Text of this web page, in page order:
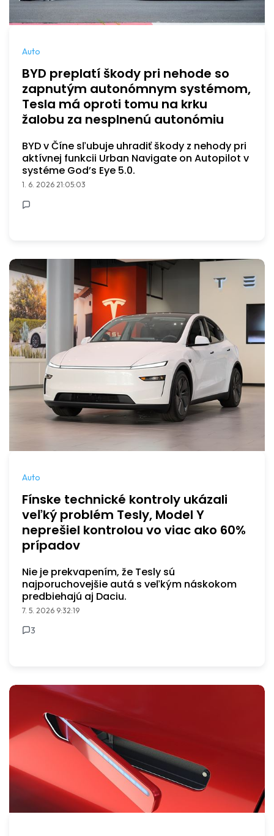
Auto
BYD preplatí škody pri nehode so
zapnutým autonómnym systémom,
Tesla má oproti tomu na krku
žalobu za nesplnenú autonómiu
BYD v Číne sľubuje uhradiť škody z nehody pri
aktívnej funkcii Urban Navigate on Autopilot v
systéme God’s Eye 5.0.
1. 6. 2026 21:05:03
Auto
Fínske technické kontroly ukázali
veľký problém Tesly, Model Y
neprešiel kontrolou vo viac ako 60%
prípadov
Nie je prekvapením, že Tesly sú
najporuchovejšie autá s veľkým náskokom
predbiehajú aj Daciu.
7. 5. 2026 9:32:19
3